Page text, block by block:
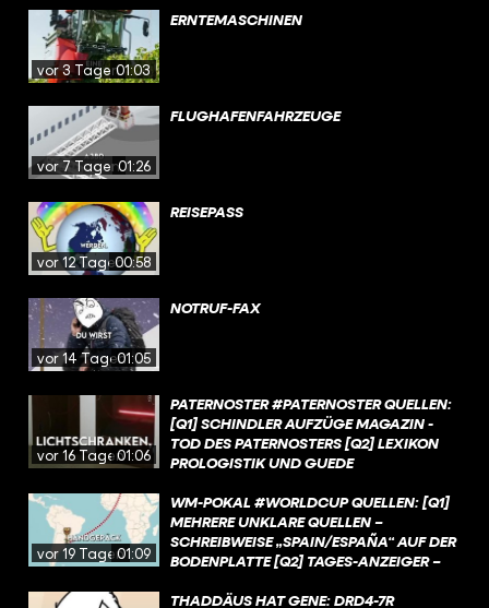
vor 3 Tagen01:03
ERNTEMASCHINEN
vor 7 Tagen01:26
FLUGHAFENFAHRZEUGE
vor 12 Tagen00:58
REISEPASS
vor 14 Tagen01:05
NOTRUF-FAX
vor 16 Tagen01:06
PATERNOSTER #PATERNOSTER QUELLEN:
[Q1] SCHINDLER AUFZÜGE MAGAZIN -
TOD DES PATERNOSTERS [Q2] LEXIKON
PROLOGISTIK UND GUEDE
PATERNOSTERAUFZUG [Q3] GUEDE
AUFZUGTECHNIK -
PATERNOSTERAUFZUG [Q4] LEXIKON
PROLOGISTIK - PATERNOSTER [Q5]
DIE ERSTEN PATERNOSTER LIEFEN IN
vor 19 Tagen01:09
WM-POKAL #WORLDCUP QUELLEN: [Q1]
MEHRERE UNKLARE QUELLEN –
SCHREIBWEISE „SPAIN/ESPAÑA“ AUF DER
BODENPLATTE [Q2] TAGES-ANZEIGER –
BEKANNTESTE SPORTTROPHÄE DER WELT
THADDÄUS HAT GENE: DRD4-7R